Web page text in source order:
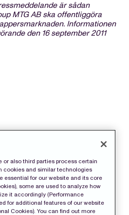
är sådan
MTG AB ska offentliggöra
Informationen
den 16 september 2011
or also third parties process certain
cookies and similar technologies
essential for our website and its core
some are used to analyze how
it accordingly (Performance
for additional features of our website
Cookies). You can find out more